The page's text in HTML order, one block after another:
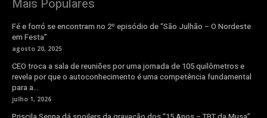
Mais Populares
Fé e forró se encontram no 2º episódio de “São Julhão – O Nordeste
em Festa”
agosto 20, 2025
CEO troca a sala de reuniões por uma jornada de 105 quilômetros e
revela por que o autoconhecimento é uma competência fundamental
para a...
julho 1, 2026